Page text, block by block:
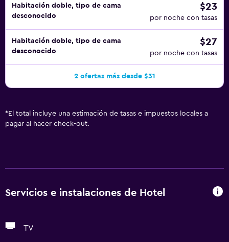
Habitación doble, tipo de cama
desconocido
$23
por noche con tasas
Habitación doble, tipo de cama
desconocido
$27
por noche con tasas
2 ofertas más desde $31
* El total incluye una estimación de tasas e impuestos locales a
pagar al hacer check-out.
Servicios e instalaciones de Hotel
TV